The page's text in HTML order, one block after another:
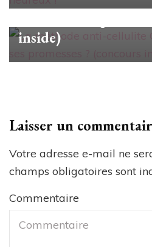
inside)
Laisser un
Votre adresse e-mail ne
champs obligatoires sont
Commentaire